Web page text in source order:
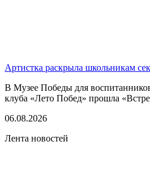
Артистка раскрыла школьникам
В Музее Победы для
клуба «Лето Побед» прошла
06.08.2026
Лента новостей